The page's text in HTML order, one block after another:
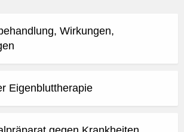
Wirkungen,
Eigenbluttherapie